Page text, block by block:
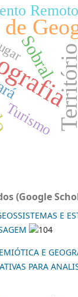
Sobral
Remoto
Turismo
(Google
E
104
E
PARA